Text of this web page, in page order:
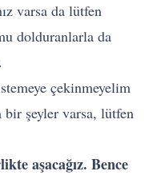
varsa da lütfen
dolduranlarla da
çekinmeyelim
şeyler varsa, lütfen
aşacağız. Bence